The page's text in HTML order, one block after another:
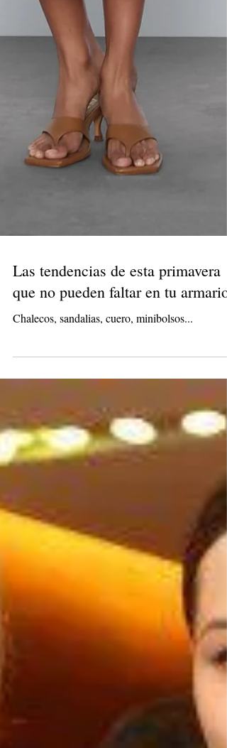
Las tendencias de esta primavera
que no pueden faltar en tu armario
Chalecos, sandalias, cuero, minibolsos...